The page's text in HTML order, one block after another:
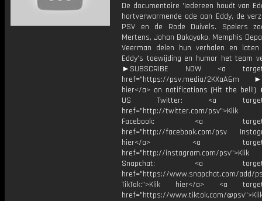
De documentaire 'Iedereen houdt van
hartverwarmende ode aan Eddy, de
PSV en de Rode Duivels. Spelers
Mertens, Johan Bakayoko, Memphis
Veerman delen hun verhalen en
Eddy's toewijding en humor het team
►SUBSCRIBE NOW <a
href="https://psv.media/2KXaA6m
hier</a> on notifications (Hit the bell!)
US Twitter: <a
href="http://twitter.com/psv">Klik
Facebook: <a
href="http://facebook.com/psv
hier</a> <a
href="http://instagram.com/
Snapchat: <a
href="https://www.snapchat.com/add/
TikTok:">Klik hier</a> <a
href="https://www.tiktok.com/